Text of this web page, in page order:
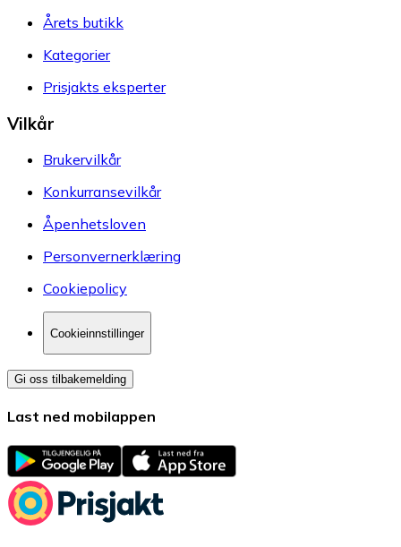
Årets butikk
Kategorier
Prisjakts eksperter
Vilkår
Brukervilkår
Konkurransevilkår
Åpenhetsloven
Personvernerklæring
Cookiepolicy
Cookieinnstillinger
Gi oss tilbakemelding
Last ned mobilappen